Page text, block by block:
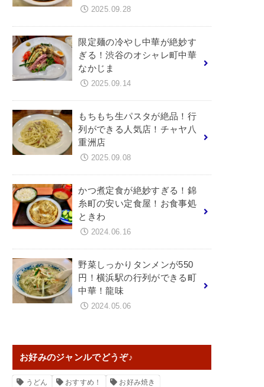
2025.09.28
限定麺の冷やし中華が絶妙す
ぎる！渋谷のオシャレ町中華
なかじま
2025.09.14
もちもち生パスタが絶品！行
列ができる人気店！チャヤ八
重洲店
2025.09.08
かつ煮定食が絶妙すぎる！錦
糸町の安い定食屋！お食事処
ときわ
2024.06.16
野菜しっかりタンメンが550
円！横浜駅の行列ができる町
中華！龍味
2024.05.06
お好みのジャンルでどうぞ♪
うどん おすすめ！
お好み焼き